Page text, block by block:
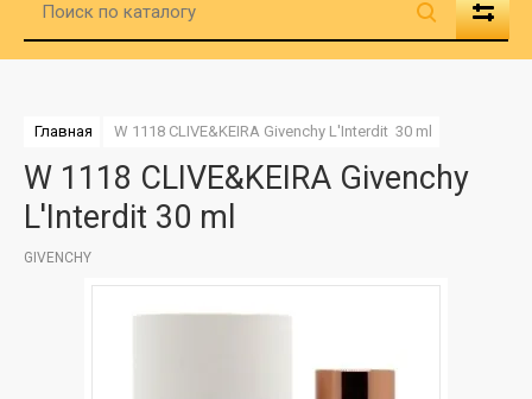
Главная W 1118 CLIVE&KEIRA Givenchy L'Interdit  30 ml
W 1118 CLIVE&KEIRA Givenchy
L'Interdit 30 ml
GIVENCHY